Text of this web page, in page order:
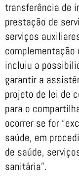
transferência de
prestação de
serviços
complementação
incluiu a
garantir a
projeto de lei de
para o
ocorrer se for
saúde, em
de saúde,
sanitária”.